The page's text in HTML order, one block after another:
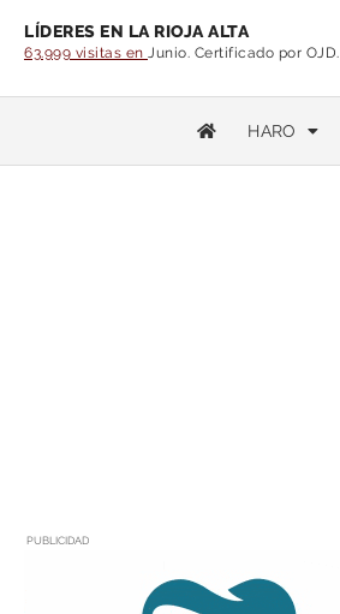
LÍDERES EN LA RIOJA ALTA
63.999 visitas en Junio. Certificado por OJD.
HARO
PUBLICIDAD